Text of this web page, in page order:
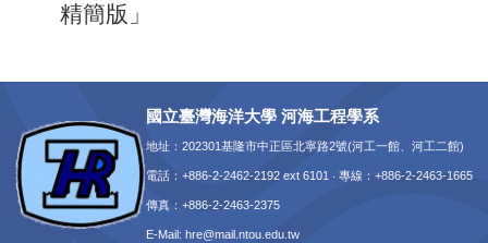
精簡版」
國立臺灣海洋大學 河海工程學系
地址：202301基隆市中正區北寧路2號(河工一館、河工二館)
電話：+886-2-2462-2192 ext 6101 ‧ 專線：+886-2-2463-1665
傳真：+886-2-2463-2375
E-Mail: hre@mail.ntou.edu.tw